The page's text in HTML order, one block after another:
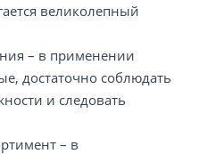
великолепный
– в применении
достаточно соблюдать
и следовать
– в